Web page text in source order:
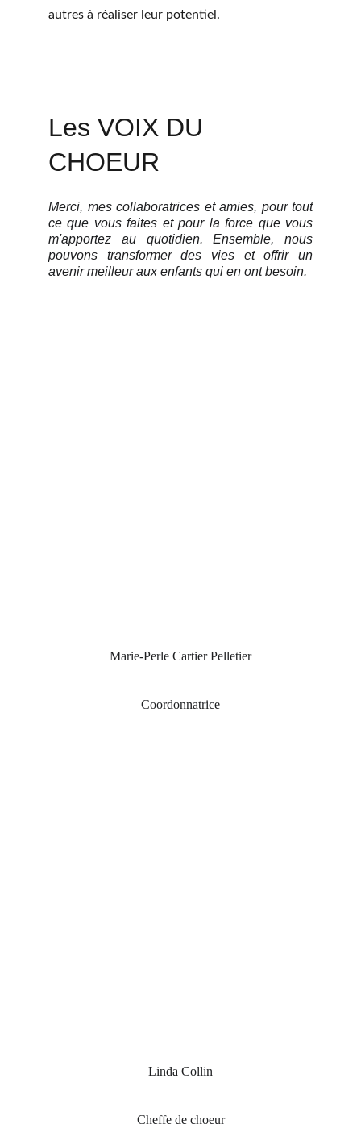
autres à réaliser leur potentiel.
Les VOIX DU
CHOEUR
Merci, mes collaboratrices et amies, pour tout
ce que vous faites et pour la force que vous
m'apportez au quotidien. Ensemble, nous
pouvons transformer des vies et offrir un
avenir meilleur aux enfants qui en ont besoin.
Marie-Perle Cartier Pelletier
Coordonnatrice
Linda Collin
Cheffe de choeur